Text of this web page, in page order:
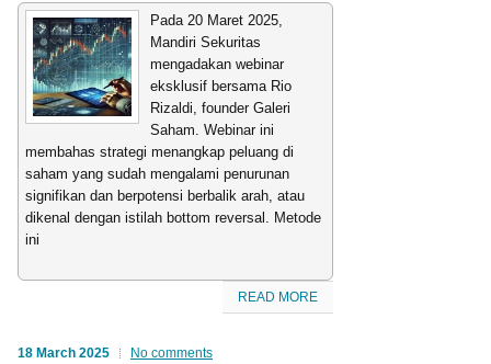
Pada 20 Maret 2025,
Mandiri Sekuritas
mengadakan webinar
eksklusif bersama Rio
Rizaldi, founder Galeri
Saham. Webinar ini
membahas strategi menangkap peluang di
saham yang sudah mengalami penurunan
signifikan dan berpotensi berbalik arah, atau
dikenal dengan istilah bottom reversal. Metode
ini
READ MORE
18 March 2025 No comments